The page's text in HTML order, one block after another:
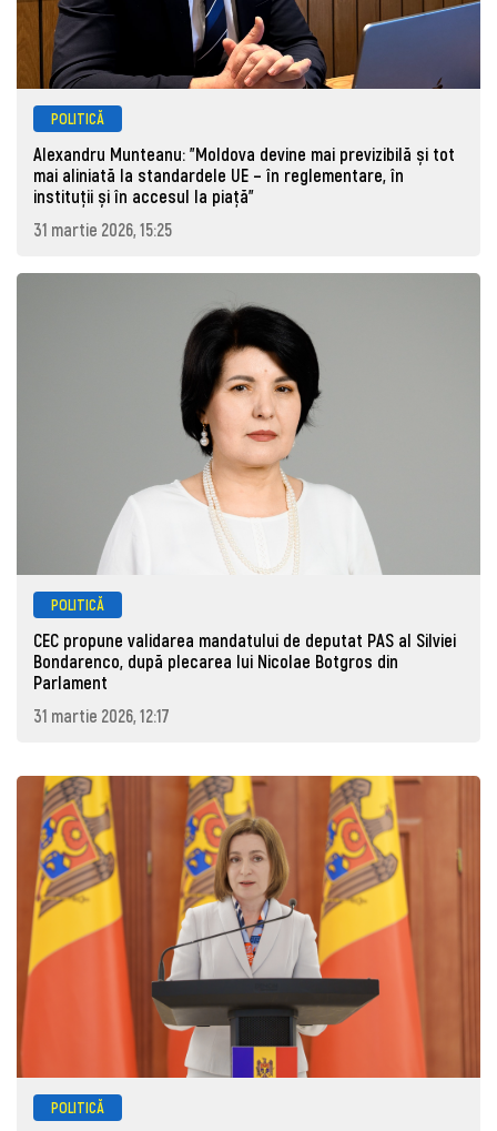
POLITICĂ
Alexandru Munteanu: "Moldova devine mai previzibilă și tot
mai aliniată la standardele UE – în reglementare, în
instituții și în accesul la piață"
31 martie 2026, 15:25
POLITICĂ
CEC propune validarea mandatului de deputat PAS al Silviei
Bondarenco, după plecarea lui Nicolae Botgros din
Parlament
31 martie 2026, 12:17
POLITICĂ